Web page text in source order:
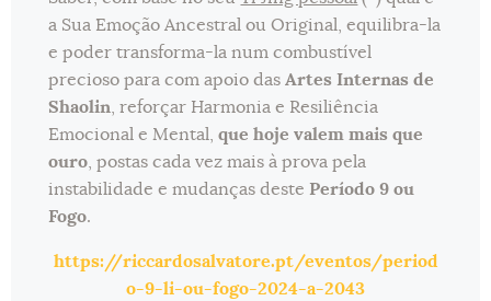
a Sua Emoção Ancestral ou Original, equilibra-la
e poder transforma-la num combustível
precioso para com apoio dasArtes Internas de
Shaolin, reforçar Harmonia e Resiliência
Emocional e Mental,que hoje valem mais que
ouro, postas cada vez mais à prova pela
instabilidade e mudanças destePeríodo 9 ou
Fogo.
https://riccardosalvatore.pt/eventos/period
o-9-li-ou-fogo-2024-a-2043